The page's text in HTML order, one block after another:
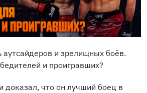
аутсайдеров и зрелищных боёв.
и проигравших?
что он лучший боец в